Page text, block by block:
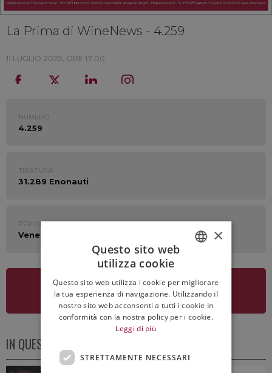
La Prima di WineNews - 4.259
11 LUGLIO 2025, ORE 17:00
NUMERO:
4.259
TIRATURA:
31.289 Enonauti
PERIODO:
Venerdì 11 Luglio 2025
VEDI LA NEWSLETTER
IN QUESTO NUMERO
ENGLISH
×
Questo sito web
utilizza cookie
Questo sito web utilizza i cookie per migliorare
la tua esperienza di navigazione. Utilizzando il
nostro sito web acconsenti a tutti i cookie in
conformità con la nostra policy per i cookie.
Leggi di più
STRETTAMENTE NECESSARI